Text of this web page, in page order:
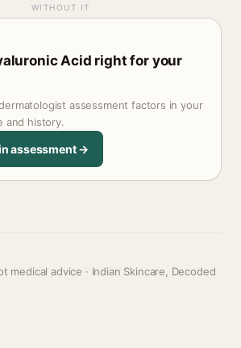
WITHOUT IT
Acid right for your
assessment factors in your
and history.
assessment →
medical advice · Indian Skincare, Decoded